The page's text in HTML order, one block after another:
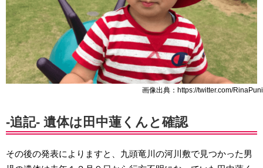
画像出典：https://twitter.com/RinaPuni
-追記- 遺体は田中蓮くんと確認
その後の発表によりますと、九頭竜川の河川敷で見つかった男